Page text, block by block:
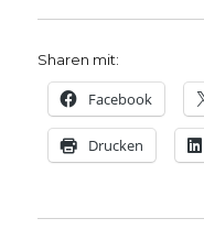
Sharen mit:
Facebook
Drucken